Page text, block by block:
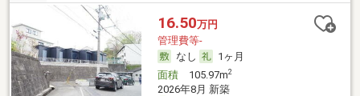
16.50万円
管理費等-
なし
1ヶ月
面積105.97m2
2026年8月 新築